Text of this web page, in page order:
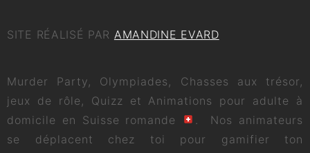
SITE RÉALISÉ PARAMANDINE EVARD